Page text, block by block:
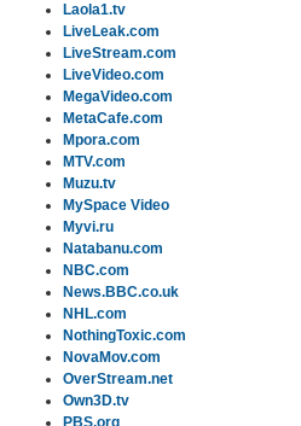
Laola1.tv
LiveLeak.com
LiveStream.com
LiveVideo.com
MegaVideo.com
MetaCafe.com
Mpora.com
MTV.com
Muzu.tv
MySpace Video
Myvi.ru
Natabanu.com
NBC.com
News.BBC.co.uk
NHL.com
NothingToxic.com
NovaMov.com
OverStream.net
Own3D.tv